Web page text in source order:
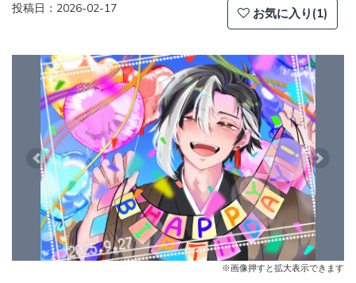
投稿日：2026-02-17
お気に入り(1)
Previous Next
※画像押すと拡大表示できます